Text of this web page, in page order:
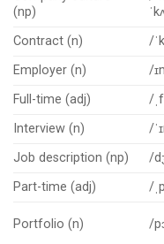
(np)
Contract (n) /
Employer (n)
/
Full-time (adj)
/
Interview (n)
/
Job description (np)
/
Part-time (adj)
/
Portfolio (n) /